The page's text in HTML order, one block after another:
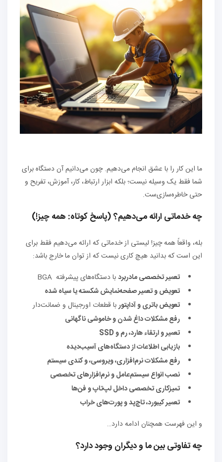
ما این کار را با عشق انجام می‌دهیم. چون می‌دانیم آن دستگاه برای
شما فقط یک وسیله نیست؛ بلکه ابزار ارتباط، کار، آموزش، تفریح و
حتی خاطره‌سازی‌ست.
چه خدماتی ارائه می‌دهیم؟ (پاسخ کوتاه: همه چیز!)
بله، واقعاً همه چیز! لیستی از خدماتی که ارائه می‌دهیم فقط برای
این است که بدانید هیچ کاری نیست که از توان ما خارج باشد:
تعمیر تخصصی مادربردبا دستگاه‌های پیشرفته BGA
تعویض و تعمیر صفحه‌نمایش شکسته یا سیاه شده
تعویض باتری و آداپتوربا قطعات اورجینال و ضمانت‌دار
رفع مشکلات داغ شدن و خاموشی ناگهانی
تعمیر و ارتقاء هارد، رم و
بازیابی اطلاعات از دستگاه‌های آسیب‌دیده
رفع مشکلات نرم‌افزاری، ویروسی، و کندی سیستم
نصب انواع سیستم‌عامل و نرم‌افزارهای تخصصی
تمیزکاری تخصصی داخل لپ‌تاپ و فن‌ها
تعمیر کیبورد، تاچ‌پد و پورت‌های خراب
و این فهرست همچنان ادامه دارد…
چه تفاوتی بین ما و دیگران وجود دارد؟